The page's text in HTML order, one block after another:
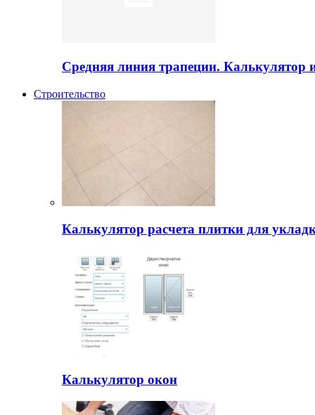
Средняя линия трапеции.
Строительство
Калькулятор расчета плитки для
Калькулятор окон